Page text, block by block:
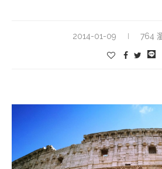
2014-01-09 764